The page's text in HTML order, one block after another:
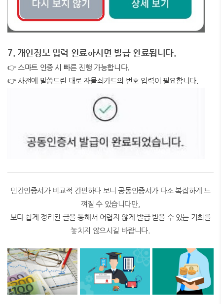
7. 개인정보 입력 완료하시면 발급 완료됩니다.
👉 스마트 인증 시 빠른 진행 가능합니다.
👉 사전에 말씀드린 대로 자물쇠카드의 번호 입력이 필요합니다.
민간인증서가 비교적 간편하다 보니 공동인증서가 다소 복잡하게 느
껴질 수 있습니다만,
보다 쉽게 정리된 글을 통해서 어렵지 않게 발급 받을 수 있는 기회를
놓치지 않으시길 바랍니다.